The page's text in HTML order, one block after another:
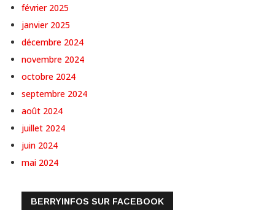
février 2025
janvier 2025
décembre 2024
novembre 2024
octobre 2024
septembre 2024
août 2024
juillet 2024
juin 2024
mai 2024
BERRYINFOS SUR FACEBOOK